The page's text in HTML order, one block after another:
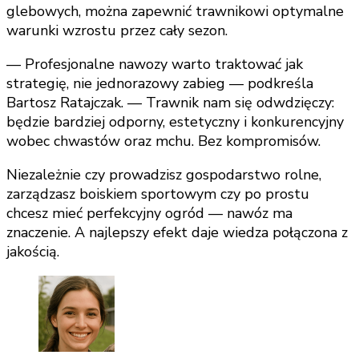
glebowych, można zapewnić trawnikowi optymalne
warunki wzrostu przez cały sezon.
— Profesjonalne nawozy warto traktować jak
strategię, nie jednorazowy zabieg — podkreśla
Bartosz Ratajczak. — Trawnik nam się odwdzięczy:
będzie bardziej odporny, estetyczny i konkurencyjny
wobec chwastów oraz mchu. Bez kompromisów.
Niezależnie czy prowadzisz gospodarstwo rolne,
zarządzasz boiskiem sportowym czy po prostu
chcesz mieć perfekcyjny ogród — nawóz ma
znaczenie. A najlepszy efekt daje wiedza połączona z
jakością.